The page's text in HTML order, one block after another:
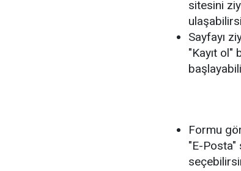
sitesini
Sayfayı
"Kayıt ol"
Formu
"E-Posta"